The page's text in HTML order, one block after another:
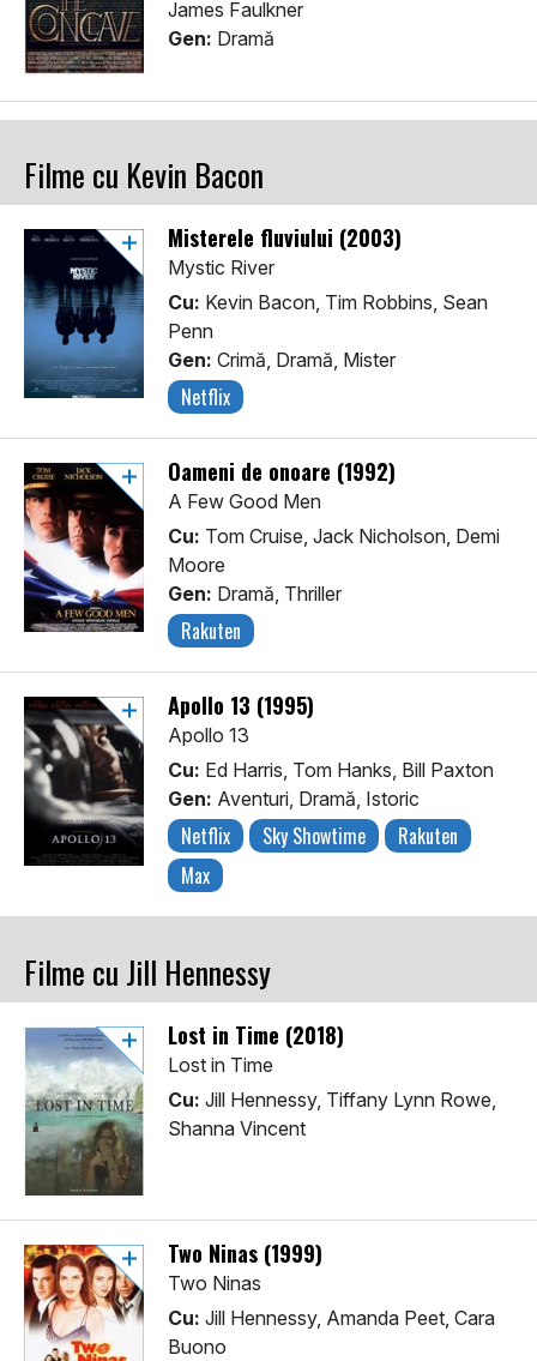
James Faulkner
Gen: Dramă
Filme cu Kevin Bacon
Misterele fluviului (2003)
Mystic River
Cu: Kevin Bacon, Tim Robbins, Sean
Penn
Gen: Crimă, Dramă, Mister
Netflix
Oameni de onoare (1992)
A Few Good Men
Cu: Tom Cruise, Jack Nicholson, Demi
Moore
Gen: Dramă, Thriller
Rakuten
Apollo 13 (1995)
Apollo 13
Cu: Ed Harris, Tom Hanks, Bill Paxton
Gen: Aventuri, Dramă, Istoric
Netflix Sky Showtime
Rakuten
Max
Filme cu Jill Hennessy
Lost in Time (2018)
Lost in Time
Cu: Jill Hennessy, Tiffany Lynn Rowe,
Shanna Vincent
Two Ninas (1999)
Two Ninas
Cu: Jill Hennessy, Amanda Peet, Cara
Buono